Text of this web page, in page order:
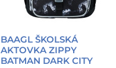
BAAGL ŠKOLSKÁ
AKTOVKA ZIPPY
BATMAN DARK CITY